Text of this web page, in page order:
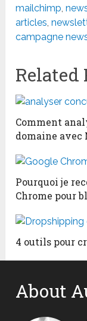
mailchimp,
articles,
campagne
Related
Comment
domaine
Pourquoi je
Chrome pour
4 outils pour
About